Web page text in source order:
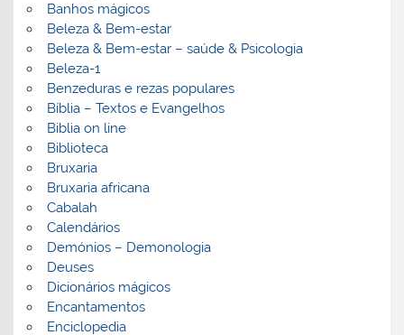
Banhos mágicos
Beleza & Bem-estar
Beleza & Bem-estar – saúde & Psicologia
Beleza-1
Benzeduras e rezas populares
Bíblia – Textos e Evangelhos
Biblia on line
Biblioteca
Bruxaria
Bruxaria africana
Cabalah
Calendários
Demónios – Demonologia
Deuses
Dicionários mágicos
Encantamentos
Enciclopedia